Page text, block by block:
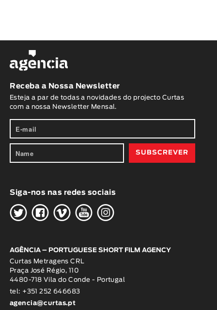
Receba a Nossa Newsletter
Esteja a par de todas a novidades do projecto Curtas
com a nossa Newsletter Mensal.
Siga-nos nas redes sociais
HGWOK
AGÊNCIA – PORTUGUESE SHORT FILM AGENCY
Curtas Metragens CRL
Praça José Régio, 110
4480-718 Vila do Conde - Portugal
tel: +351 252 646683
agencia@curtas.pt